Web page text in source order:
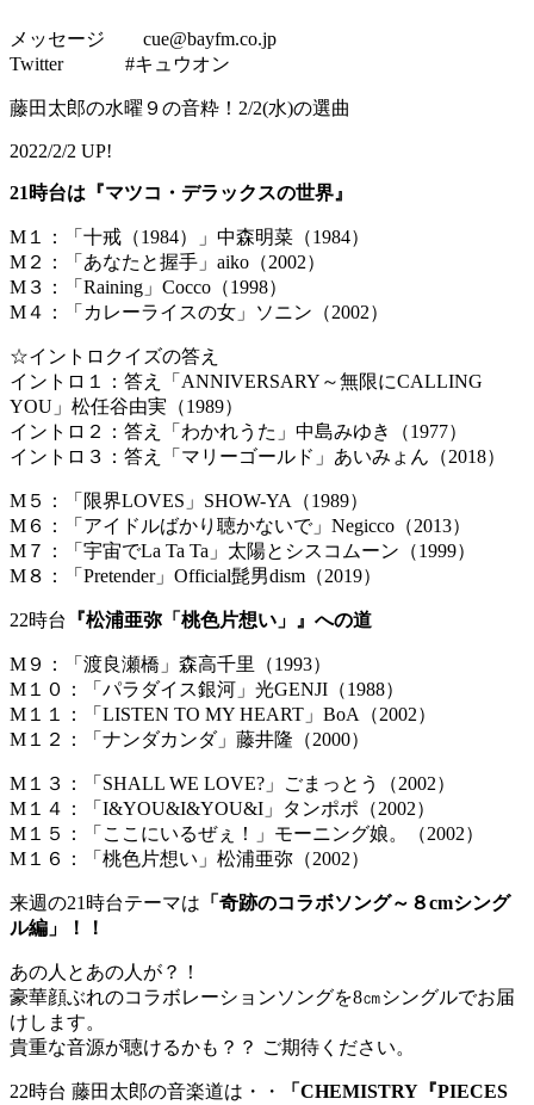
メッセージ cue@bayfm.co.jp
Twitter #キュウオン
藤田太郎の水曜９の音粋！2/2(水)の選曲
2022/2/2 UP!
21時台は『マツコ・デラックスの世界』
M１：「十戒（1984）」中森明菜（1984）
M２：「あなたと握手」aiko（2002）
M３：「Raining」Cocco（1998）
M４：「カレーライスの女」ソニン（2002）
☆イントロクイズの答え
イントロ１：答え「ANNIVERSARY～無限にCALLING
YOU」松任谷由実（1989）
イントロ２：答え「わかれうた」中島みゆき（1977）
イントロ３：答え「マリーゴールド」あいみょん（2018）
M５：「限界LOVES」SHOW-YA（1989）
M６：「アイドルばかり聴かないで」Negicco（2013）
M７：「宇宙でLa Ta Ta」太陽とシスコムーン（1999）
M８：「Pretender」Official髭男dism（2019）
22時台 『松浦亜弥「桃色片想い」』への道
M９：「渡良瀬橋」森高千里（1993）
M１０：「パラダイス銀河」光GENJI（1988）
M１１：「LISTEN TO MY HEART」BoA（2002）
M１２：「ナンダカンダ」藤井隆（2000）
M１３：「SHALL WE LOVE?」ごまっとう（2002）
M１４：「I&YOU&I&YOU&I」タンポポ（2002）
M１５：「ここにいるぜぇ！」モーニング娘。（2002）
M１６：「桃色片想い」松浦亜弥（2002）
来週の21時台テーマは 「奇跡のコラボソング～８cmシング
ル編」！！
あの人とあの人が？！
豪華顔ぶれのコラボレーションソングを8㎝シングルでお届
けします。
貴重な音源が聴けるかも？？ ご期待ください。
22時台 藤田太郎の音楽道は・・
「CHEMISTRY『PIECES